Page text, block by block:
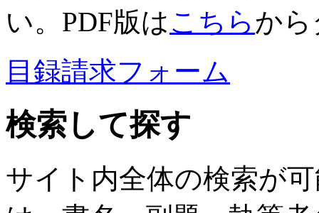
い。PDF版はこちらか
目録請求フォーム
検索して探す
サイト内全体の検索が